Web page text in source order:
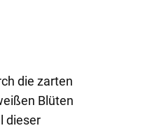
die zarten
Blüten
dieser